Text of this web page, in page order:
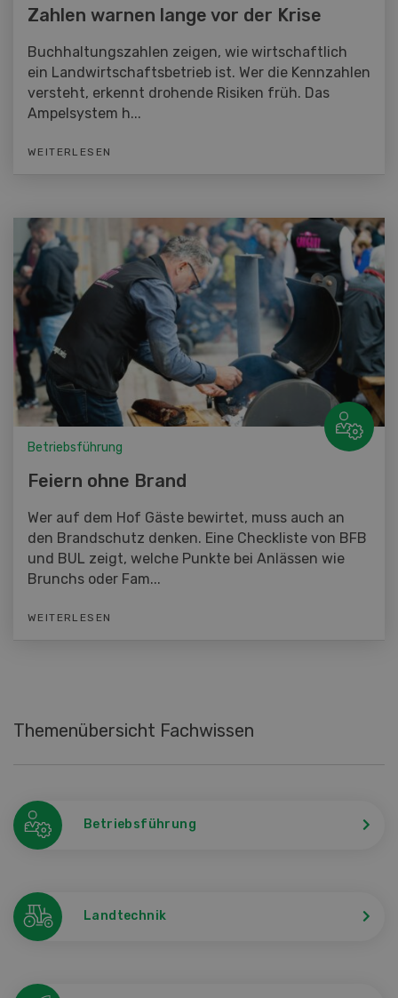
Zahlen warnen lange vor der Krise
Buchhaltungszahlen zeigen, wie wirtschaftlich
ein Landwirtschaftsbetrieb ist. Wer die Kennzahlen
versteht, erkennt drohende Risiken früh. Das
Ampelsystem h...
WEITERLESEN
Betriebsführung
Feiern ohne Brand
Wer auf dem Hof Gäste bewirtet, muss auch an
den Brandschutz denken. Eine Checkliste von BFB
und BUL zeigt, welche Punkte bei Anlässen wie
Brunchs oder Fam...
WEITERLESEN
Themenübersicht Fachwissen
Betriebsführung
Landtechnik